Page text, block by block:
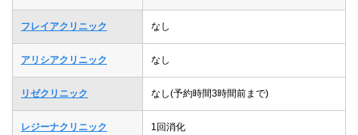
フレイアクリニック なし
アリシアクリニック なし
リゼクリニック なし(予約時間3時間前まで)
レジーナクリニック 1回消化